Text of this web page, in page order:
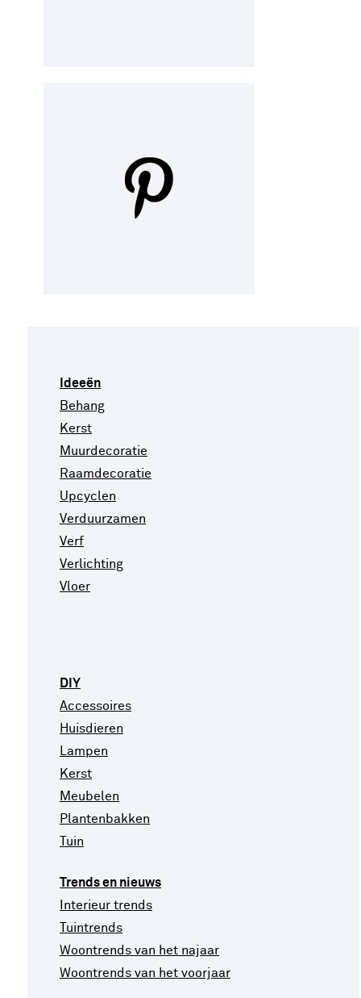
Ideeën
Behang
Kerst
Muurdecoratie
Raamdecoratie
Upcyclen
Verduurzamen
Verf
Verlichting
Vloer
DIY
Accessoires
Huisdieren
Lampen
Kerst
Meubelen
Plantenbakken
Tuin
Trends en nieuws
Interieur trends
Tuintrends
Woontrends van het najaar
Woontrends van het voorjaar